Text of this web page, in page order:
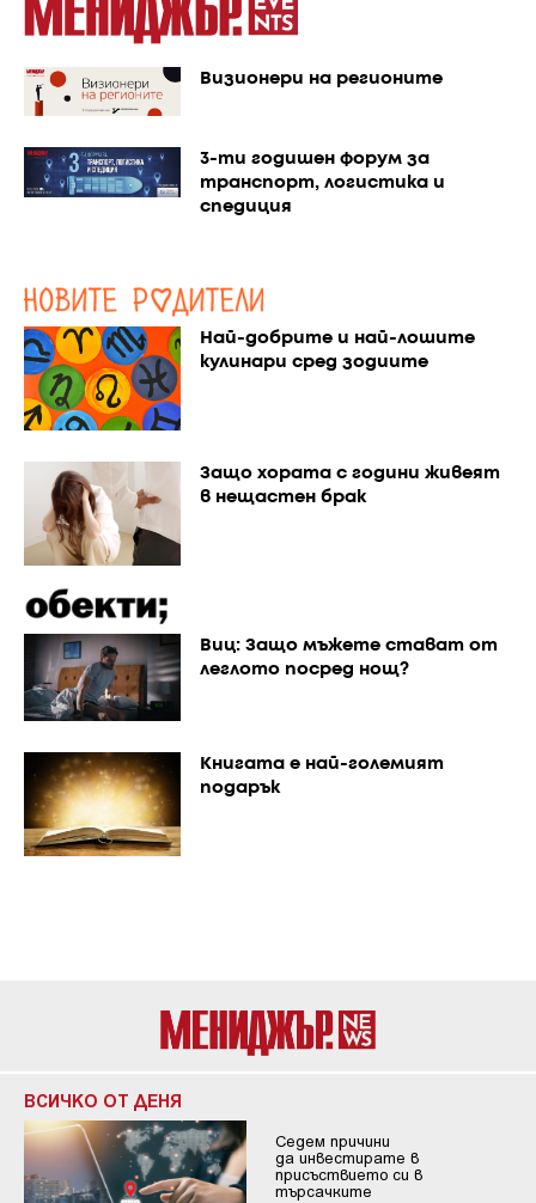
Визионери на регионите
3-ти годишен форум за
транспорт, логистика и
спедиция
Най-добрите и най-лошите
кулинари сред зодиите
Защо хората с години живеят
в нещастен брак
Виц: Защо мъжете стават от
леглото посред нощ?
Книгата е най-големият
подарък
ВСИЧКО ОТ ДЕНЯ
Седем причини
да инвестирате в
присъствието си в
търсачките